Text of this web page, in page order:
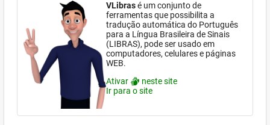
VLibrasé um conjunto de
ferramentas que possibilita a
tradução automática do Português
para a Língua Brasileira de Sinais
(LIBRAS), pode ser usado em
computadores, celulares e páginas
WEB.
Ativar
neste site
Ir para o site